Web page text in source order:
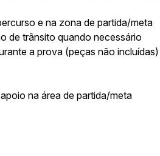
e na zona de partida/meta
de trânsito quando necessário
a prova (peças não incluídas)
na área de partida/meta